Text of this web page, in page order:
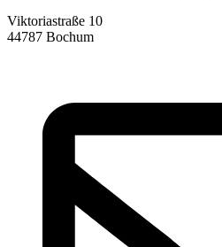
Viktoriastraße 10
44787 Bochum